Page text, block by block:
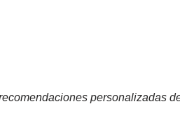
personalizadas